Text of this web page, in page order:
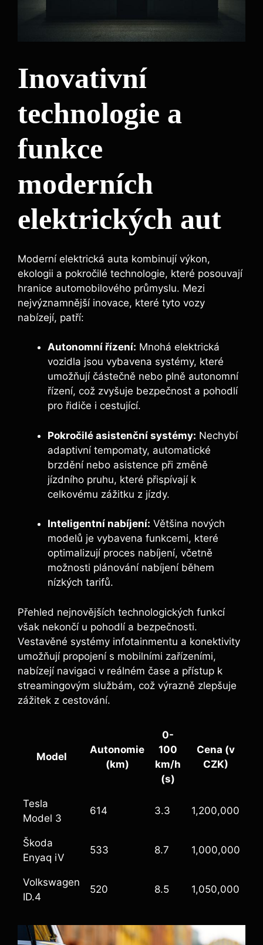
Inovativní
technologie a
funkce
moderních
elektrických aut
Moderní elektrická auta kombinují výkon,
ekologii a pokročilé technologie, které posouvají
hranice automobilového průmyslu. Mezi
nejvýznamnější inovace, které tyto vozy
nabízejí, patří:
Autonomní řízení: Mnohá elektrická
vozidla jsou vybavena systémy, které
umožňují částečně nebo plně autonomní
řízení, což zvyšuje bezpečnost a pohodlí
pro řidiče i cestující.
Pokročilé asistenční systémy: Nechybí
adaptivní tempomaty, automatické
brzdění nebo asistence při změně
jízdního pruhu, které přispívají k
celkovému zážitku z jízdy.
Inteligentní nabíjení: Většina nových
modelů je vybavena funkcemi, které
optimalizují proces nabíjení, včetně
možnosti plánování nabíjení během
nízkých tarifů.
Přehled nejnovějších technologických funkcí
však nekončí u pohodlí a bezpečnosti.
Vestavěné systémy infotainmentu a konektivity
umožňují propojení s mobilními zařízeními,
nabízejí navigaci v reálném čase a přístup k
streamingovým službám, což výrazně zlepšuje
zážitek z cestování.
Model
Autonomie
(km)
0-
100
km/h
(s)
Cena (v
CZK)
Tesla
Model 3
614 3.3 1,200,000
Škoda
Enyaq iV
533 8.7 1,000,000
Volkswagen
ID.4
520 8.5 1,050,000